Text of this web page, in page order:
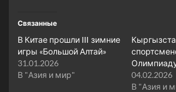
Связанные
В Китае прошли III зимние
игры «Большой Алтай»
31.01.2026
В "Азия и мир"
04.02.2026
В "Азия и